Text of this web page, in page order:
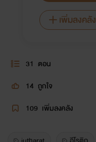
เพิ่มลงคลัง
31 ตอน
14 ถูกใจ
109 เพิ่มลงคลัง